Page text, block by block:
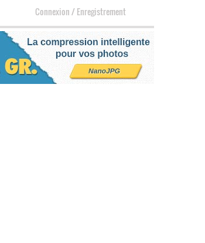
Connexion/Enregistrement